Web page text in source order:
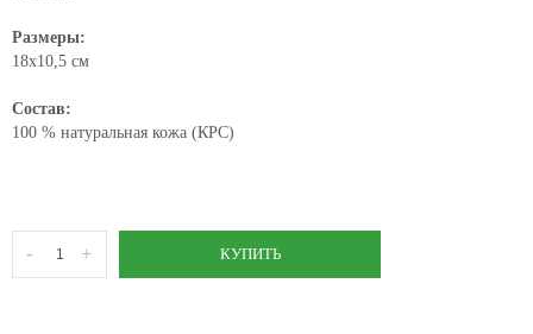
Размеры:
18х10,5 см
Состав:
100 % натуральная кожа (КРС)
- + КУПИТЬ